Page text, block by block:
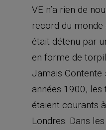
VE n’a rien de
record du
était détenu par
en forme de
Jamais Contente
années 1900, les
étaient courants
Londres. Dans